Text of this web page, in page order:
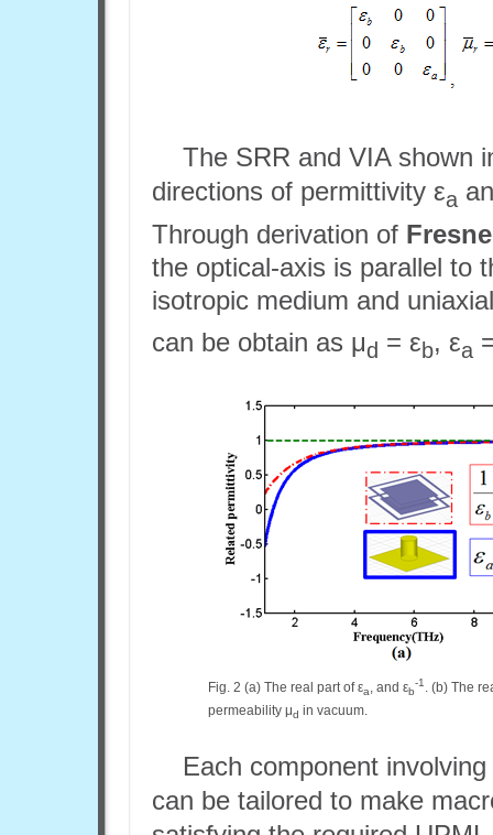
The SRR and VIA shown
directions of permittivity εa
Through derivation of
the optical-axis is parallel to
isotropic medium and
can be obtain as μd = εb, εa
Fig. 2 (a) The real part of εa, and εb
-1. (b) The
permeability μd in vacuum.
Each component
can be tailored to make